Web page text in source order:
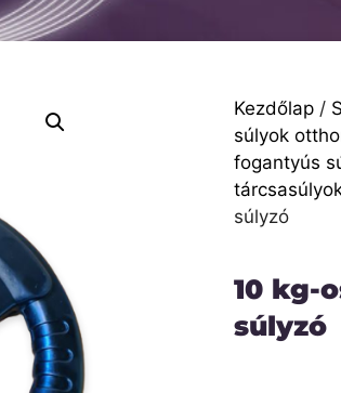
Kezdőlap/
súlyok
fogantyús
súlyzó
10 kg-
súlyzó